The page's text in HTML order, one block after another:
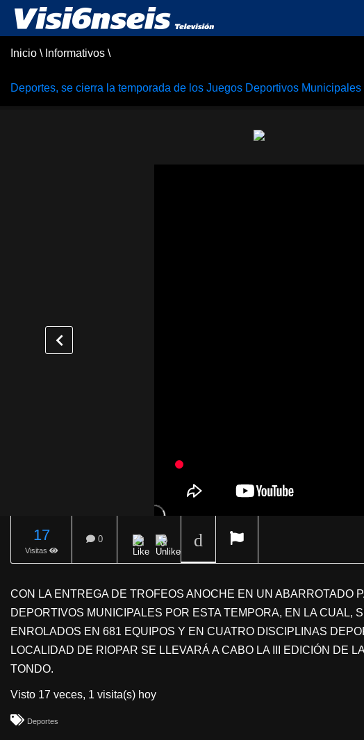
Inicio \ Informativos \
Deportes, se cierra la temporada de los Juegos Deportivos Municipales
17
Visitas
0
CON LA ENTREGA DE TROFEOS ANOCHE EN UN ABARROTADO
DEPORTIVOS MUNICIPALES POR ESTA TEMPORA, EN LA CUAL,
ENROLADOS EN 681 EQUIPOS Y EN CUATRO DISCIPLINAS
LOCALIDAD DE RIOPAR SE LLEVARÁ A CABO LA III EDICIÓN DE
TONDO.
Visto 17 veces, 1 visita(s) hoy
Deportes